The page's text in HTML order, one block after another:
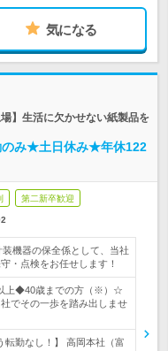
気になる
】生活に欠かせない紙製品を
のみ★土日休み★年休122
第二新卒歓迎
装機器の保全係として、当社
・点検をお任せします！
上◆40歳までの方（※）☆
でその一歩を踏み出しませ
転勤なし！】 高岡本社（富